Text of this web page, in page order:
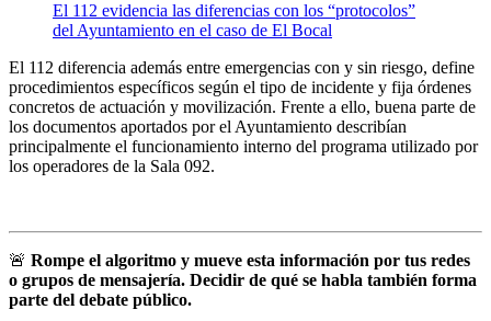
El 112 evidencia las diferencias con los “protocolos”
del Ayuntamiento en el caso de El Bocal
El 112 diferencia además entre emergencias con y sin riesgo, define
procedimientos específicos según el tipo de incidente y fija órdenes
concretos de actuación y movilización. Frente a ello, buena parte de
los documentos aportados por el Ayuntamiento describían
principalmente el funcionamiento interno del programa utilizado por
los operadores de la Sala 092.
🚨 Rompe el algoritmo y mueve esta información por tus redes
o grupos de mensajería. Decidir de qué se habla también forma
parte del debate público.